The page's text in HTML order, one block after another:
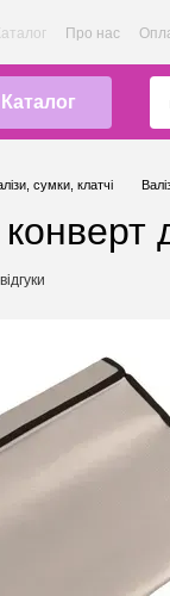
Про нас
Каталог
сумки, клатчі